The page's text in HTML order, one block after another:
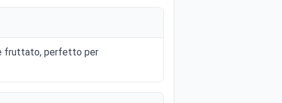
e fruttato, perfetto per